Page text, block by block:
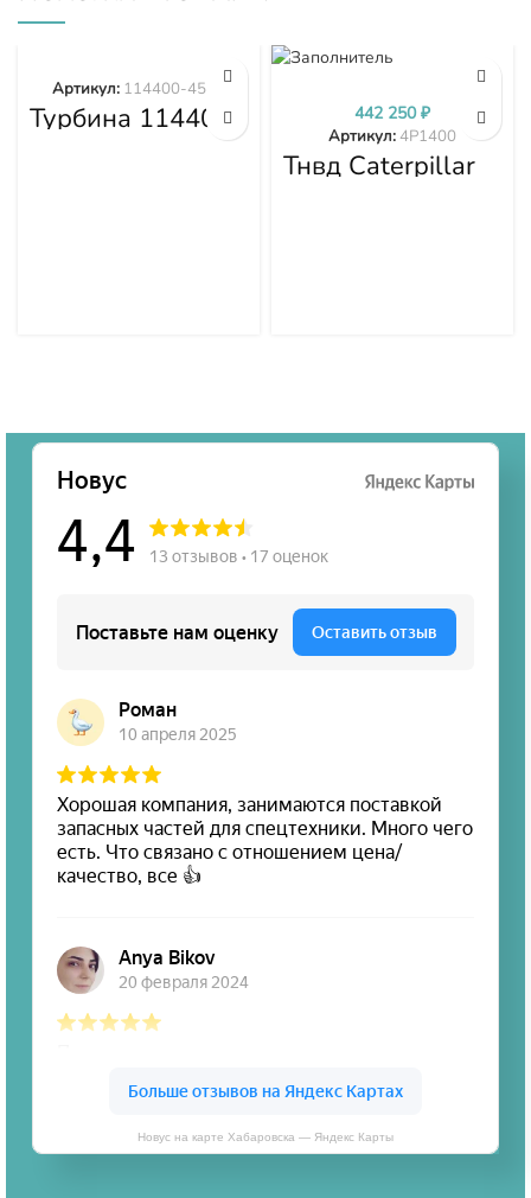
Турбина 114400-
4577
Артикул: 114400-4577
Тнвд Caterpillar
4P1400
Артикул:4P1400
442 250₽
Новус на карте Хабаровска — Яндекс Карты